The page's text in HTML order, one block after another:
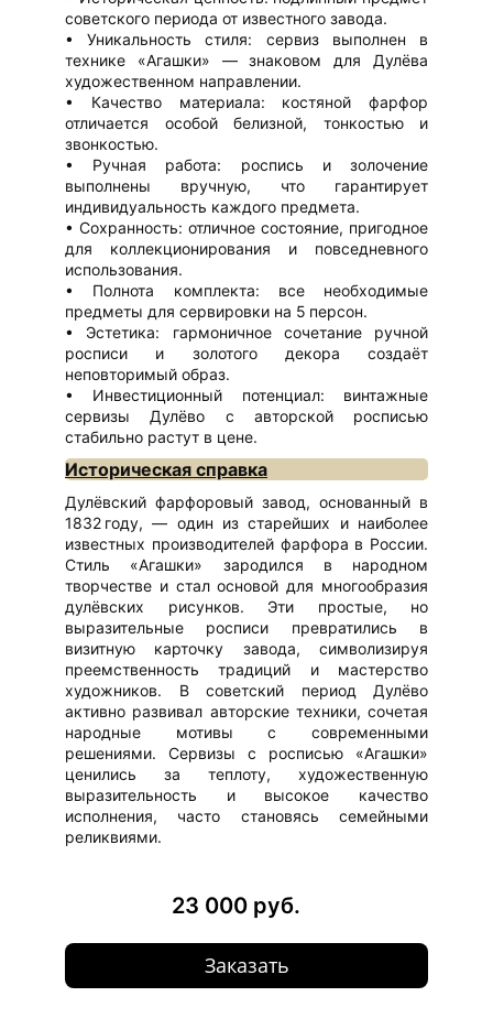
советского периода от известного завода.
Уникальность стиля: сервиз выполнен в
технике «Агашки» — знаковом для Дулёва
художественном направлении.
Качество материала: костяной фарфор
отличается особой белизной, тонкостью и
звонкостью.
Ручная работа: роспись и золочение
выполнены вручную, что гарантирует
индивидуальность каждого предмета.
Сохранность: отличное состояние, пригодное
для коллекционирования и повседневного
использования.
Полнота комплекта: все необходимые
предметы для сервировки на 5 персон.
Эстетика: гармоничное сочетание ручной
росписи и золотого декора создаёт
неповторимый образ.
Инвестиционный потенциал: винтажные
сервизы Дулёво с авторской росписью
стабильно растут в цене.
Историческая справка
Дулёвский фарфоровый завод, основанный в
1832 году, — один из старейших и наиболее
известных производителей фарфора в России.
Стиль «Агашки» зародился в народном
творчестве и стал основой для многообразия
дулёвских рисунков. Эти простые, но
выразительные росписи превратились в
визитную карточку завода, символизируя
преемственность традиций и мастерство
художников. В советский период Дулёво
активно развивал авторские техники, сочетая
народные мотивы с современными
решениями. Сервизы с росписью «Агашки»
ценились за теплоту, художественную
выразительность и высокое качество
исполнения, часто становясь семейными
реликвиями.
23 000 руб.
Заказать